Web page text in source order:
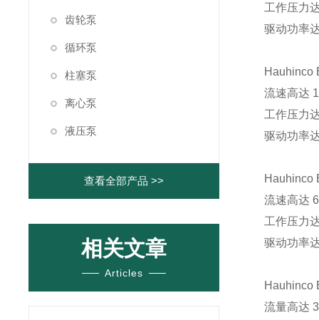
齿轮泵
循环泵
柱塞泵
离心泵
液压泵
查看全部产品 >>
相关文章
Articles
工作压力
驱动功率
Hauhinco
流速高达
工作压力
驱动功率
Hauhinco
流速高达
工作压力
驱动功率
Hauhinco
流量高达